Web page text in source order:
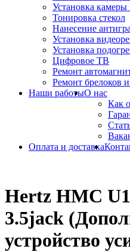
Установка камеры
Тонировка стекол
Нанесение
Установка
Установка
Цифровое ТВ
Ремонт
Ремонт брелоков
Наши работыО нас
Как
Оплата и доставка
Hertz HMC
3.5jack
устройство